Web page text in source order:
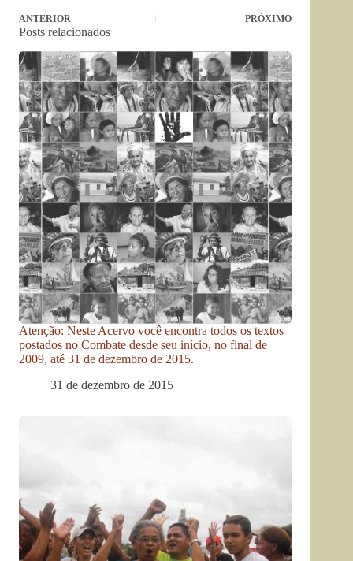
ANTERIOR PRÓXIMO
Posts relacionados
Atenção: Neste Acervo você encontra todos os textos
postados no Combate desde seu início, no final de
2009, até 31 de dezembro de 2015.
31 de dezembro de 2015